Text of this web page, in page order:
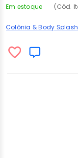
Em estoque (Cód.
Colônia & Body Splash